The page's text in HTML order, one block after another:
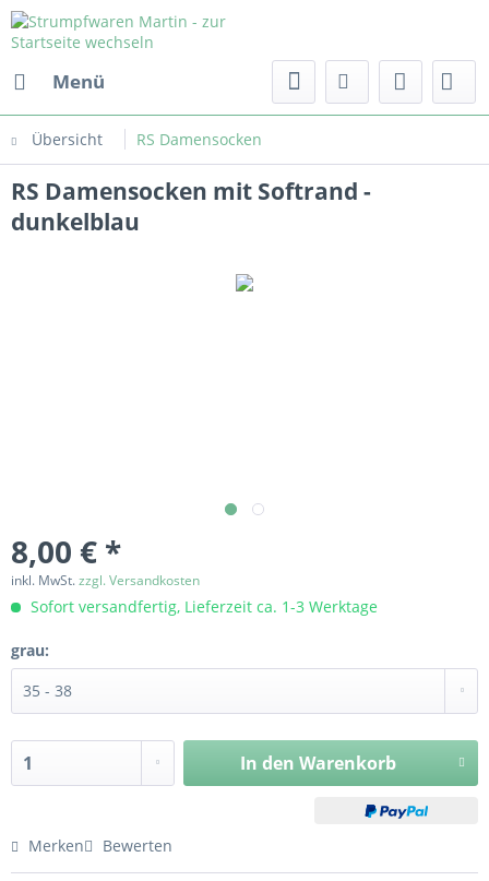
Menü
Übersicht RS Damensocken
RS Damensocken mit Softrand -
dunkelblau
8,00 € *
inkl. MwSt.zzgl. Versandkosten
Sofort versandfertig, Lieferzeit ca. 1-3 Werktage
grau:
In den Warenkorb
Merken Bewerten